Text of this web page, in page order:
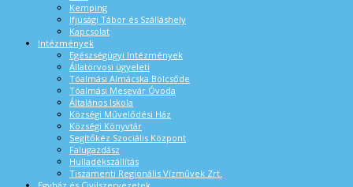
Kemping
Ifjúsági Tábor és Szálláshely
Kapcsolat
Intézmények
Egészségügyi Intézmények
Állatorvosi ügyeleti
Tóalmási Almácska Bölcsőde
Tóalmási Mesevár Óvoda
Általános Iskola
Községi Művelődési Ház
Községi Könyvtár
Segítőkéz Szociális Központ
Falugazdász
Hulladékszállítás
Tiszamenti Regionális Vízművek Zrt.